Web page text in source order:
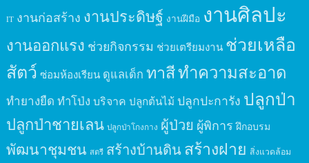
IT งานก่อสร้าง งานประดิษฐ์ งานฝีมือ งานศิลปะ
งานออกแรง ช่วยกิจกรรม ช่วยเตรียมงาน ช่วยเหลือ
สัตว์ ซ่อมห้องเรียน ดูแลเด็ก ทาสีทำความสะอาด
ทำยางยืด ทำโป่ง บริจาค ปลูกต้นไม้ ปลูกปะการัง ปลูกป่า
ปลูกป่าชายเลน ปลูกป่าโกงกาง ผู้ป่วย ผู้พิการ ฝึกอบรม
พัฒนาชุมชน สตรี สร้างบ้านดินสร้างฝาย สิ่งแวดล้อม